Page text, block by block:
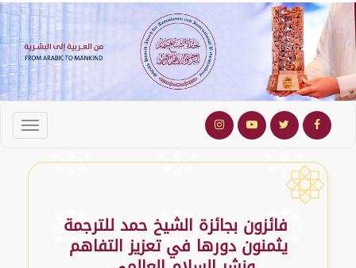
فائزون بجائزة الشيخ حمد للترجمة
يثمنون دورها في تعزيز التفاهم